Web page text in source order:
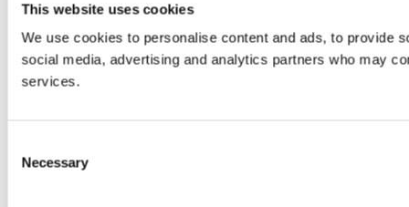
This website uses cookies
We use cookies to personalise content and ads, to provide
social media, advertising and analytics partners who may
services.
Selection
Necessary